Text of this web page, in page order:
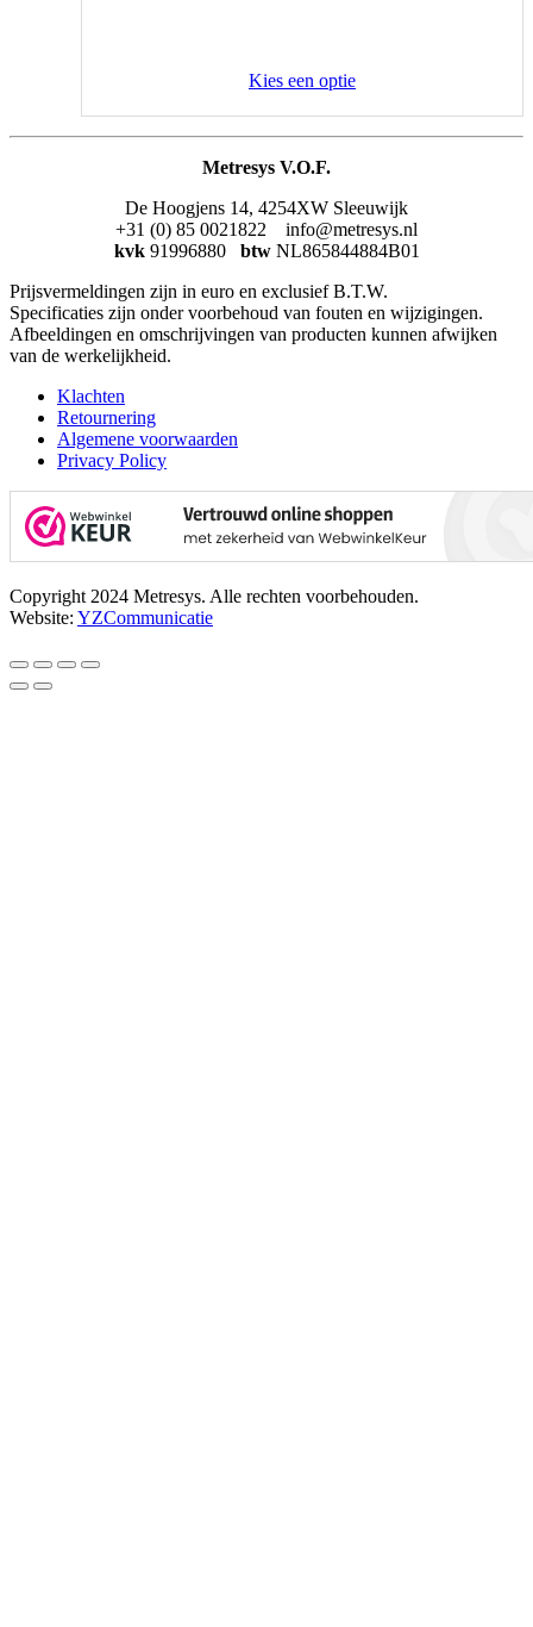
Kies een optie
Metresys V.O.F.
De Hoogjens 14, 4254XW Sleeuwijk
+31 (0) 85 0021822 info@metresys.nl
kvk 91996880 btw NL865844884B01
Prijsvermeldingen zijn in euro en exclusief B.T.W.
Specificaties zijn onder voorbehoud van fouten en wijzigingen.
Afbeeldingen en omschrijvingen van producten kunnen afwijken
van de werkelijkheid.
Klachten
Retournering
Algemene voorwaarden
Privacy Policy
Copyright 2024 Metresys. Alle rechten voorbehouden.
Website: YZCommunicatie